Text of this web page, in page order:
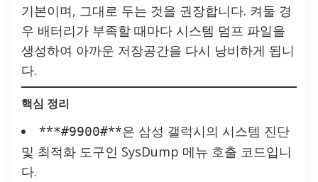
기본이며, 그대로 두는 것을 권장합니다. 켜둘 경
우 배터리가 부족할 때마다 시스템 덤프 파일을
생성하여 아까운 저장공간을 다시 낭비하게 됩니
다.
핵심 정리
***#9900#**은 삼성 갤럭시의 시스템 진단
및 최적화 도구인 SysDump 메뉴 호출 코드입니
다.